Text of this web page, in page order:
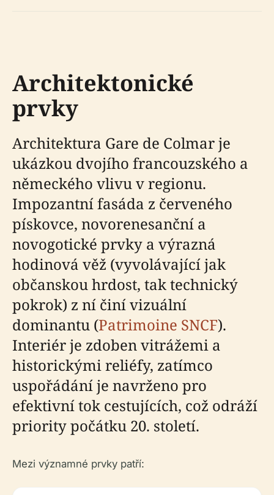
Architektonické
prvky
Architektura Gare de Colmar je
ukázkou dvojího francouzského a
německého vlivu v regionu.
Impozantní fasáda z červeného
pískovce, novorenesanční a
novogotické prvky a výrazná
hodinová věž (vyvolávající jak
občanskou hrdost, tak technický
pokrok) z ní činí vizuální
dominantu (Patrimoine SNCF).
Interiér je zdoben vitrážemi a
historickými reliéfy, zatímco
uspořádání je navrženo pro
efektivní tok cestujících, což odráží
priority počátku 20. století.
Mezi významné prvky patří: